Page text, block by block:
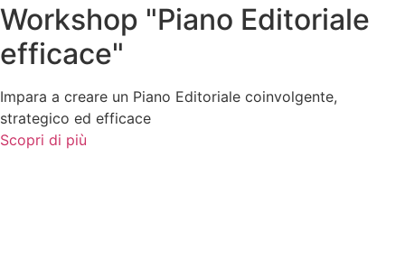
Workshop "Piano Editoriale
efficace"
Impara a creare un Piano Editoriale coinvolgente,
strategico ed efficace
Scopri di più